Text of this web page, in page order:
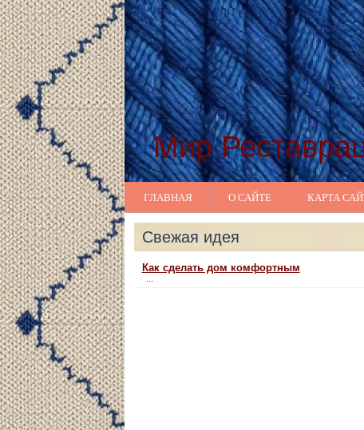
Мир
ГЛАВНАЯ О САЙТЕ КАРТА
Свежая идея
Как сделать дом комфортным
...